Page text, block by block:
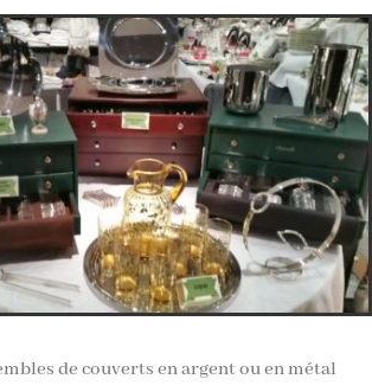
de couverts en argent ou en métal